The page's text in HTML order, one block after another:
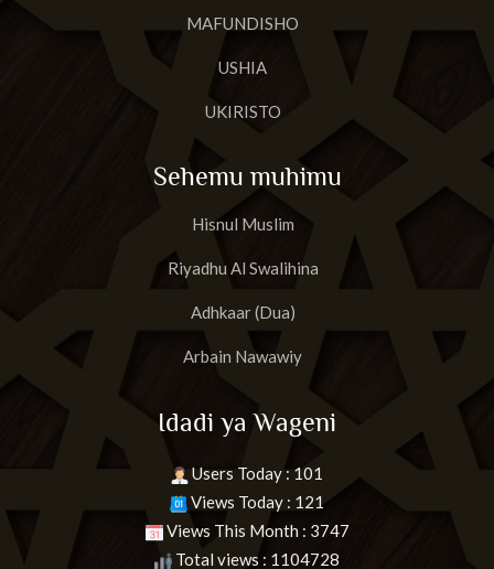
MAFUNDISHO
USHIA
UKIRISTO
Sehemu muhimu
Hisnul Muslim
Riyadhu Al Swalihina
Adhkaar (Dua)
Arbain Nawawiy
Idadi ya Wageni
Users Today : 101
Views Today : 121
Views This Month : 3747
Total views : 1104728